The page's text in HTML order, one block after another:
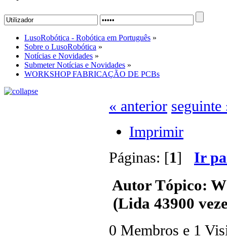
LusoRobótica - Robótica em Português »
Sobre o LusoRobótica »
Notícias e Novidades »
Submeter Notícias e Novidades »
WORKSHOP FABRICAÇÃO DE PCBs
« anterior seguinte
Imprimir
Páginas: [1] Ir
AutorTópico:
(Lida 43900
0 Membros e 1